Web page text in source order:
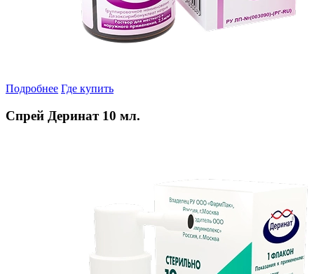
Подробнее Где купить
Спрей Деринат 10 мл.